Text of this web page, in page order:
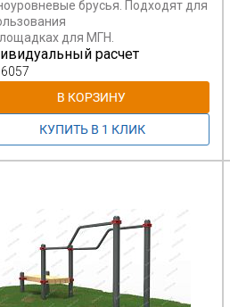
брусья. Подходят для
для МГН.
расчет